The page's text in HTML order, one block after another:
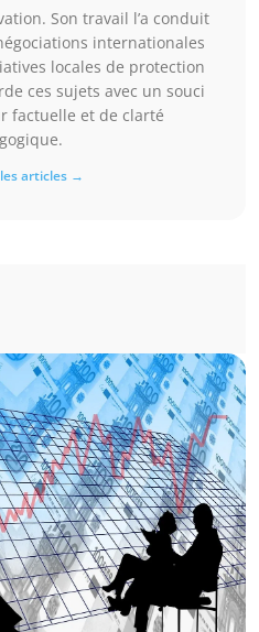
Son travail l’a conduit
internationales
locales de protection
ces sujets avec un souci
factuelle et de clarté
articles →